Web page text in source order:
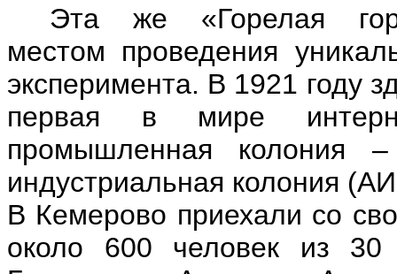
Эта же «Горелая
местом проведения
эксперимента. В 1921 году
первая в мире
промышленная колония –
индустриальная колония
В Кемерово приехали со
около 600 человек из 30